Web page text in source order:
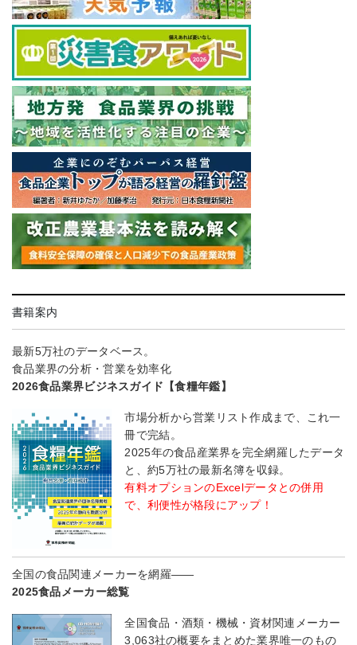
書籍案内
最新5万社のデータベース。
食品業界の分析・営業を効率化
2026食品業界ビジネスガイド【食糧年鑑】
市場分析から営業リスト作成まで、これ一
冊で完結。
2025年の食品産業界を完全網羅したデータ
と、約5万社の最新名簿を収録。
有料オプションのExcelデータとの併用
で、利便性が格段にアップ！
全国の食品関連メーカーを網羅――
2025食品メーカー総覧
全国食品・酒類・機械・資材関連メーカー
3,063社の概要をまとめた業界唯一のもの